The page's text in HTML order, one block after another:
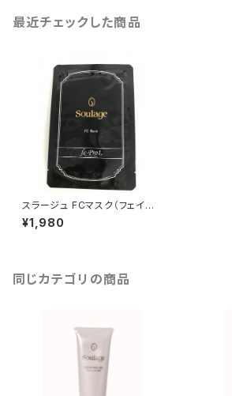
最近チェックした商品
スラージュ FCマスク（フェイス、
ネック シートマスク）
¥1,980
同じカテゴリの商品